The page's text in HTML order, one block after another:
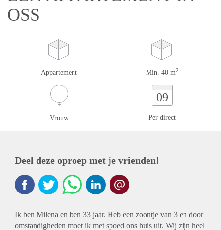
OSS
Appartement Min. 40 m2
Vrouw
09
Per direct
Deel deze oproep met je vrienden!
Ik ben Milena en ben 33 jaar. Heb een zoontje van 3 en door
omstandigheden moet ik met spoed ons huis uit. Wij zijn heel